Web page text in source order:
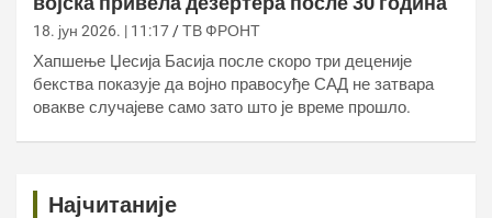
18. јун 2026. | 11:17 ТВ ФРОНТ
Хапшење Џесија Басија после скоро три деценије
бекства показује да војно правосуђе САД не затвара
овакве случајеве само зато што је време прошло.
Најчитаније